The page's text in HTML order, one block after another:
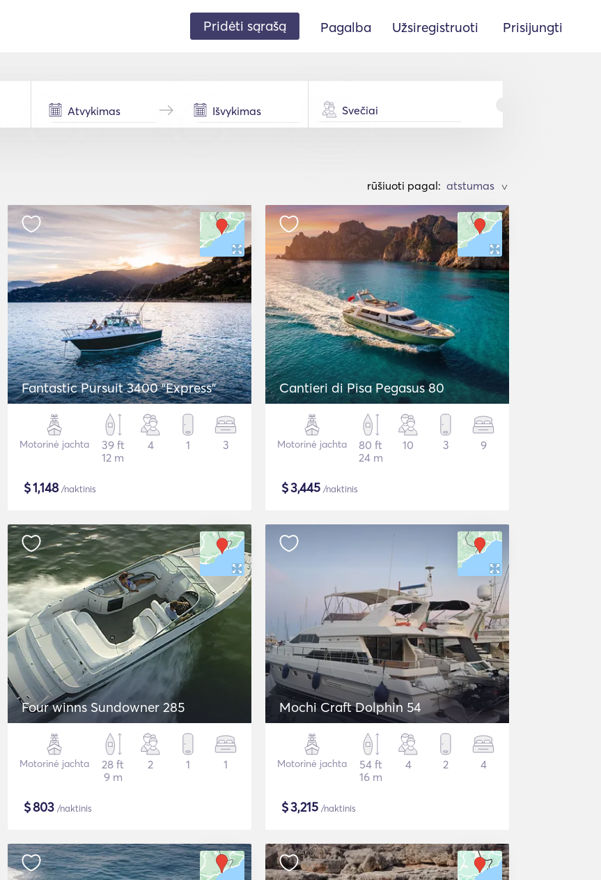
Pridėti sąrašą Pagalba Užsiregistruoti Prisijungti
Svečiai
rūšiuoti pagal: >
Fantastic Pursuit 3400 "Express"
Motorinė jachta
39 ft
12 m
4 1 3
$1,148/naktinis
Cantieri di Pisa Pegasus 80
Motorinė jachta
80 ft
24 m
10 3 9
$3,445 /naktinis
Four winns Sundowner 285
Motorinė jachta
28 ft
9 m
2 1 1
$803 /naktinis
Mochi Craft Dolphin 54
Motorinė jachta
54 ft
16 m
4 2 4
$3,215 /naktinis